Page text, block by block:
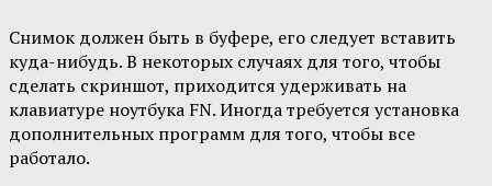
Снимок должен быть в буфере, его следует вставить
куда-нибудь. В некоторых случаях для того, чтобы
сделать скриншот, приходится удерживать на
клавиатуре ноутбука FN. Иногда требуется установка
дополнительных программ для того, чтобы все
работало.